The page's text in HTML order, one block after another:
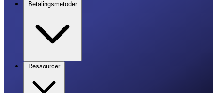
Betalingsmetoder
Ressourcer